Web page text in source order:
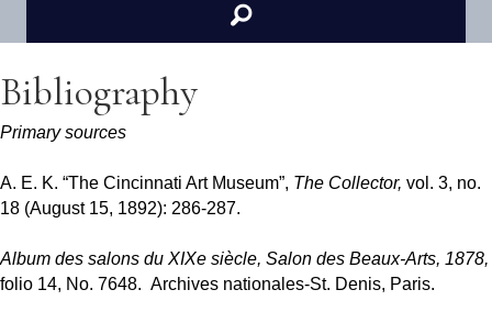
Bibliography
Primary sources
A. E. K. “The Cincinnati Art Museum”, The Collector, vol. 3, no.
18 (August 15, 1892): 286-287.
Album des salons du XIXe siècle, Salon des Beaux-Arts, 1878,
folio 14, No. 7648. Archives nationales-St. Denis, Paris.